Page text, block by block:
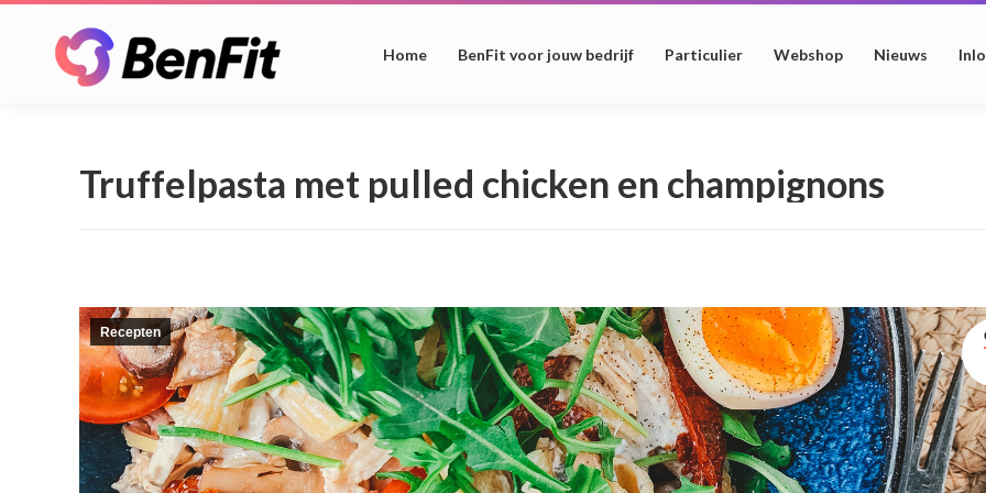
Home BenFit voor jouw bedrijf Particulier Webshop Nieuws
Truffelpasta met pulled chicken en champignons
Recepten